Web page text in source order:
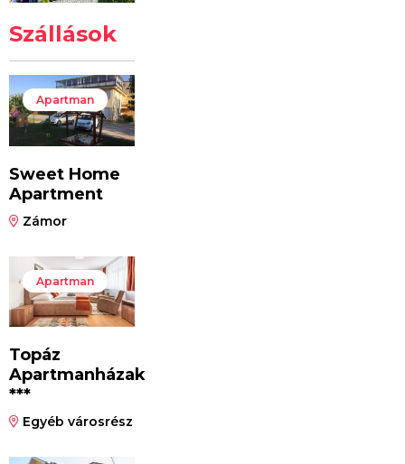
Szállások
Apartman
Sweet Home
Apartment
Zámor
Apartman
Topáz
Apartmanházak
***
Egyéb városrész